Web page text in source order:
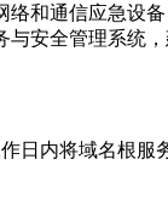
络和通信应急设
安全管理系统
日内将域名根服